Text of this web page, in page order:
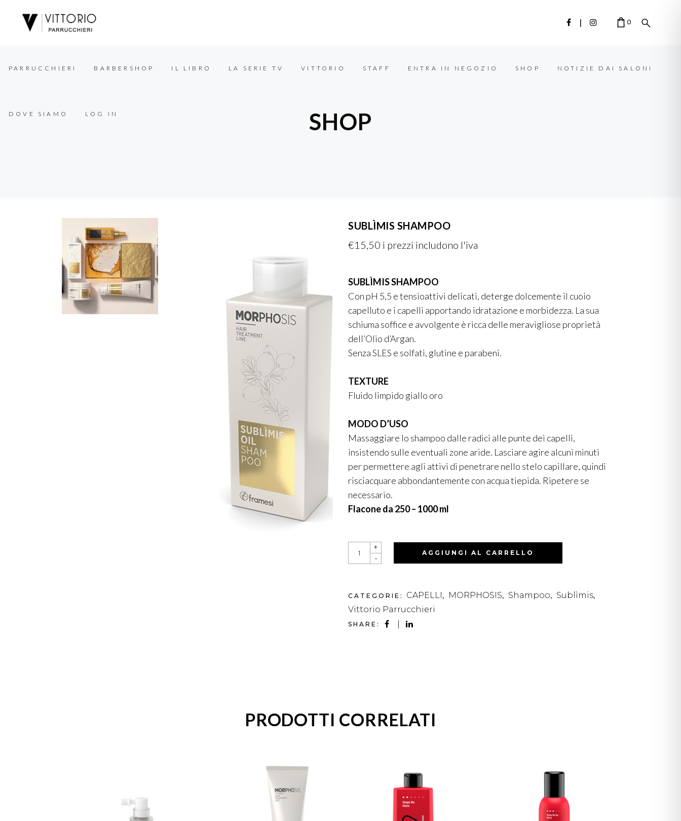
PARRUCCHIERI BARBERSHOP IL LIBRO LA SERIE TV VITTORIO STAFF ENTRA IN NEGOZIO SHOP NOTIZIE DAI SALONI
DOVE SIAMO LOG IN
0
SHOP
SUBLÌMIS SHAMPOO
€15,50 i prezzi includono l'iva
SUBLÌMIS SHAMPOO
Con pH 5,5 e tensioattivi delicati, deterge dolcemente il cuoio
capelluto e i capelli apportando idratazione e morbidezza. La sua
schiuma soffice e avvolgente è ricca delle meravigliose proprietà
dell’Olio d’Argan.
Senza SLES e solfati, glutine e parabeni.
TEXTURE
Fluido limpido giallo oro
MODO D’USO
Massaggiare lo shampoo dalle radici alle punte dei capelli,
insistendo sulle eventuali zone aride. Lasciare agire alcuni minuti
per permettere agli attivi di penetrare nello stelo capillare, quindi
risciacquare abbondantemente con acqua tiepida. Ripetere se
necessario.
Flacone da 250 – 1000 ml
SUBLÌMIS
SHAMPOO
QUANTITY
-
+
AGGIUNGI AL CARRELLO
CATEGORIE: CAPELLI , MORPHOSIS, Shampoo, Sublìmis,
Vittorio Parrucchieri
SHARE:
PRODOTTI CORRELATI